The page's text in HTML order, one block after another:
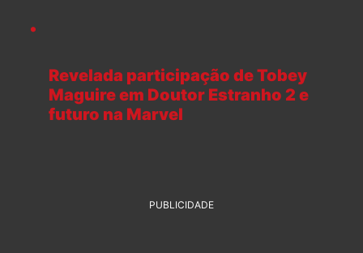
Revelada participação de Tobey
Maguire em Doutor Estranho 2 e
futuro na Marvel
PUBLICIDADE